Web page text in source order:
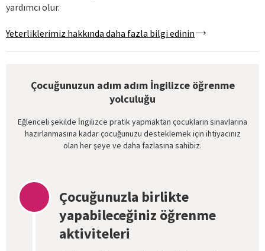
yardımcı olur.
Yeterliklerimiz hakkında daha fazla bilgi edinin
Çocuğunuzun adım adım İngilizce öğrenme
yolculuğu
Eğlenceli şekilde İngilizce pratik yapmaktan çocukların sınavlarına
hazırlanmasına kadar çocuğunuzu desteklemek için ihtiyacınız
olan her şeye ve daha fazlasına sahibiz.
Çocuğunuzla birlikte
yapabileceğiniz öğrenme
aktiviteleri